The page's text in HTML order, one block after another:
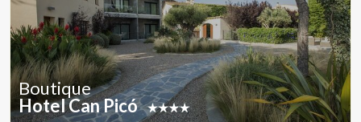
Boutique
Hotel Can Picó